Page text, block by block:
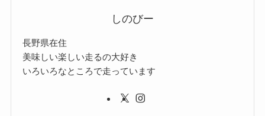
しのびー
長野県在住
美味しい楽しい走るの大好き
いろいろなところで走っています